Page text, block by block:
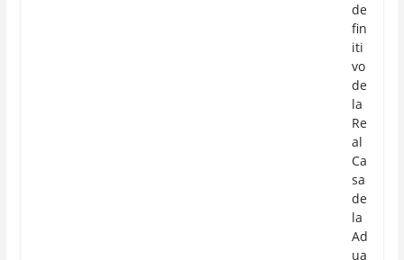
de
fin
iti
vo
de
la
Re
al
Ca
sa
de
la
Ad
ua